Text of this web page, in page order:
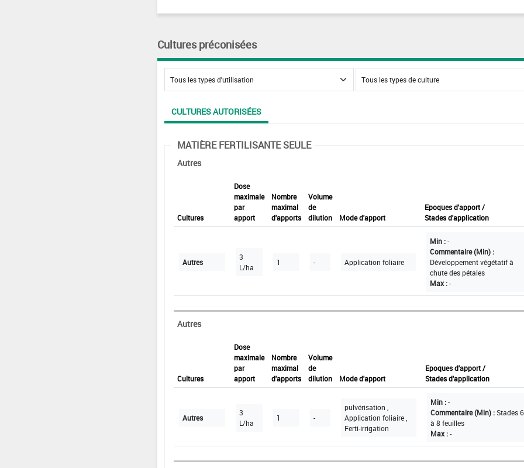
Cultures préconisées
CULTURES AUTORISÉES
MATIÈRE FERTILISANTE SEULE
Autres
Cultures
Dose
maximale
par
apport
Nombre
maximal
d'apports
Volume
de
dilution
Mode d'apport
Epoques d'apport /
Stades d'application
Autres
3
L/ha
1 - Application foliaire
Min :-
Commentaire (Min) :
Développement végétatif à
chute des pétales
Max :-
Autres
Cultures
Dose
maximale
par
apport
Nombre
maximal
d'apports
Volume
de
dilution
Mode d'apport
Epoques d'apport /
Stades d'application
Autres
3
L/ha
1 -
pulvérisation ,
Application foliaire ,
Ferti-irrigation
Min :-
Commentaire (Min) :Stades 6
à 8 feuilles
Max :-